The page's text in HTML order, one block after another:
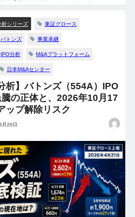
析シリーズ 東証グロース
バトンズ 事業承継
IPO分析 M&Aプラットフォーム
日本M&Aセンター
析】バトンズ（554A）IPO
の正体と、2026年10月17
ップ解除リスク
月20日